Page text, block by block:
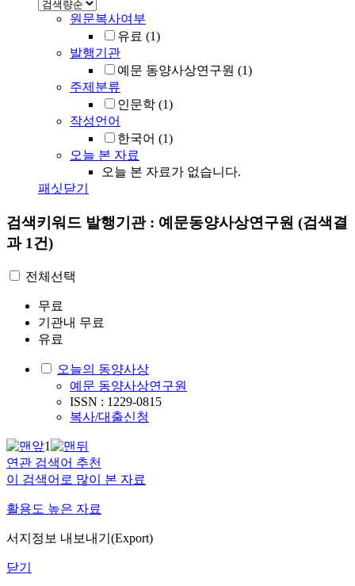
원문복사여부
유료 (1)
발행기관
예문 동양사상연구원 (1)
주제분류
인문학 (1)
작성언어
한국어 (1)
오늘 본 자료
오늘 본 자료가 없습니다.
패싯닫기
검색키워드 발행기관 : 예문동양사상연구원 (검색결
과 1건)
전체선택
무료
기관내 무료
유료
오늘의 동양사상
예문 동양사상연구원
ISSN : 1229-0815
복사/대출신청
1
연관 검색어 추천
이 검색어로 많이 본 자료
활용도 높은 자료
서지정보 내보내기(Export)
닫기